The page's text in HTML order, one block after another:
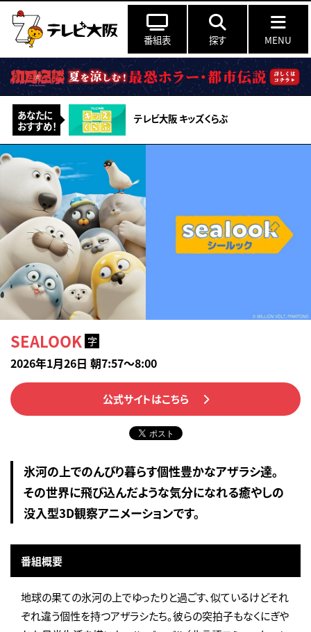
番組表 探す MENU
あなたに
おすすめ！
テレビ大阪 キッズくらぶ
SEALOOK 字
2026年1月26日 朝7:57～8:00
公式サイトはこちら
氷河の上でのんびり暮らす個性豊かなアザラシ達。
その世界に飛び込んだような気分になれる癒やしの
没入型3D観察アニメーションです。
番組概要
地球の果ての氷河の上でゆったりと過ごす、似ているけどそれ
ぞれ違う個性を持つアザラシたち。彼らの突拍子もなくにぎや